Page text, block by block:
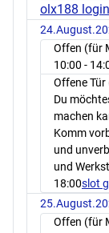
olx188 login
Offen (für
10:00 -
Offene
Du
machen
Komm
und
und
18:00slot
Offen (für